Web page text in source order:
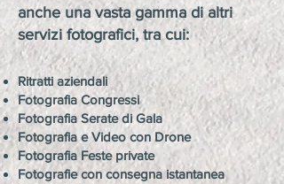
anche una vasta gamma di altri
servizi fotografici, tra cui:
Ritratti aziendali
Fotografia Congressi
Fotografia Serate di Gala
Fotografia e Video con Drone
Fotografia Feste private
Fotografie con consegna istantanea